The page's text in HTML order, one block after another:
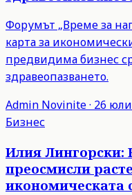
Форумът „Време за
карта за
предвидима бизнес
здравеопазването.
Admin Novinite· 26 юли
Бизнес
Илия Лингорски:
преосмисли
икономическата